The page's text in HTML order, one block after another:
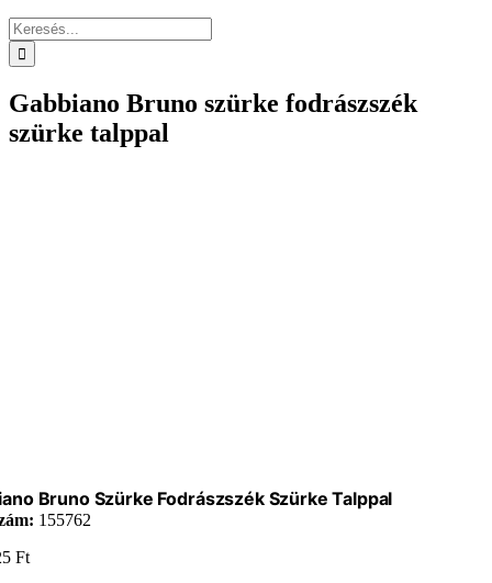
Keresés...
Gabbiano Bruno szürke fodrászszék
szürke talppal
Bruno Szürke Fodrászszék Szürke Talppal
155762
Ft